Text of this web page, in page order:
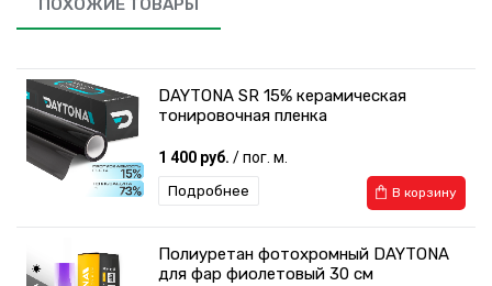
ПОХОЖИЕ ТОВАРЫ
DAYTONA SR 15% керамическая
тонировочная пленка
1 400 руб. / пог. м.
В корзину
Подробнее
Полиуретан фотохромный DAYTONA
для фар фиолетовый 30 см